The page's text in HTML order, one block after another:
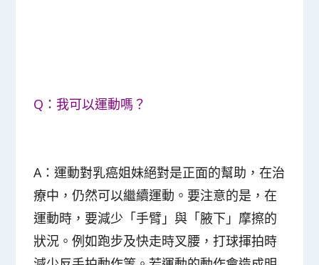
Q：我可以運動嗎？
A：運動對乳癌姐妹絕對是正面的幫助，在治
療中，仍然可以繼續運動。要注意的是，在
運動時，要減少「手臂」與「腋下」摩擦的
狀況。例如跑步及快走時叉腰，打球揮拍時